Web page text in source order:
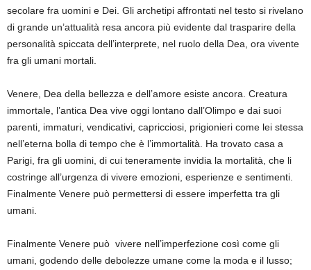
secolare fra uomini e Dei. Gli archetipi affrontati nel testo si rivelano
di grande un’attualità resa ancora più evidente dal trasparire della
personalità spiccata dell’interprete, nel ruolo della Dea, ora vivente
fra gli umani mortali.
Venere, Dea della bellezza e dell’amore esiste ancora. Creatura
immortale, l’antica Dea vive oggi lontano dall’Olimpo e dai suoi
parenti, immaturi, vendicativi, capricciosi, prigionieri come lei stessa
nell’eterna bolla di tempo che è l’immortalità. Ha trovato casa a
Parigi, fra gli uomini, di cui teneramente invidia la mortalità, che li
costringe all’urgenza di vivere emozioni, esperienze e sentimenti.
Finalmente Venere può permettersi di essere imperfetta tra gli
umani.
Finalmente Venere può vivere nell’imperfezione così come gli
umani, godendo delle debolezze umane come la moda e il lusso;